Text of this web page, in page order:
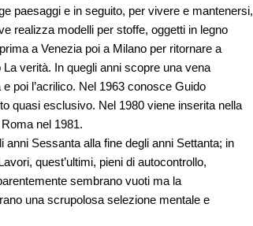
paesaggi e in seguito, per vivere e mantenersi,
realizza modelli per stoffe, oggetti in legno
a Venezia poi a Milano per ritornare a
verità. In quegli anni scopre una vena
poi l’acrilico. Nel 1963 conosce Guido
quasi esclusivo. Nel 1980 viene inserita nella
nel 1981.
Sessanta alla fine degli anni Settanta; in
quest’ultimi, pieni di autocontrollo,
sembrano vuoti ma la
una scrupolosa selezione mentale e